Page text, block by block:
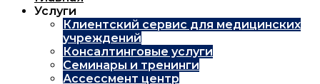
Услуги
Клиентский сервис для медицинских
учреждений
Консалтинговые услуги
Семинары и тренинги
Ассессмент центр